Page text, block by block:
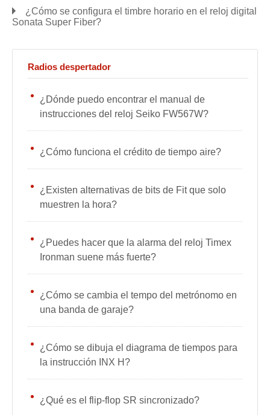
¿Cómo se configura el timbre horario en el reloj digital
Sonata Super Fiber?
Radios despertador
¿Dónde puedo encontrar el manual de
instrucciones del reloj Seiko FW567W?
¿Cómo funciona el crédito de tiempo aire?
¿Existen alternativas de bits de Fit que solo
muestren la hora?
¿Puedes hacer que la alarma del reloj Timex
Ironman suene más fuerte?
¿Cómo se cambia el tempo del metrónomo en
una banda de garaje?
¿Cómo se dibuja el diagrama de tiempos para
la instrucción INX H?
¿Qué es el flip-flop SR sincronizado?